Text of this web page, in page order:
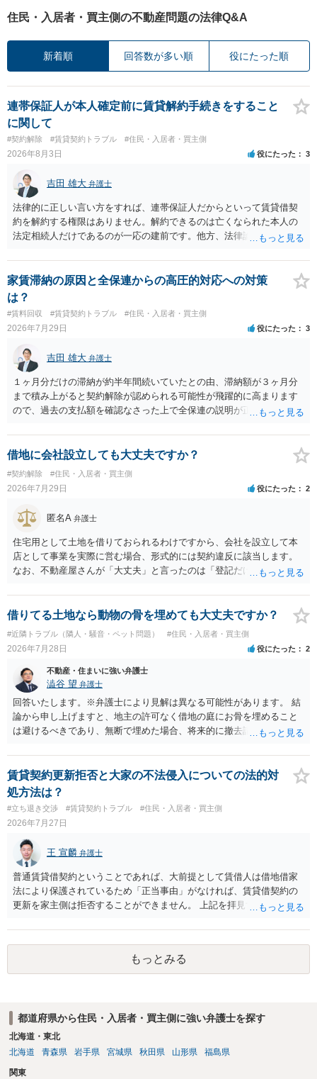
住民・入居者・買主側の不動産問題の法律Q&A
新着順 回答数が多い順 役にたった順
連帯保証人が本人確定前に賃貸解約手続きをすること
に関して
#契約解除 #賃貸契約トラブル #住民・入居者・買主側
2026年8月3日 役にたった 3
吉田 雄大 弁護士
法律的に正しい言い方をすれば、連帯保証人だからといって賃貸借契
約を解約する権限はありません。解約できるのは亡くなられた本人の
法定相続人だけであるのが一応の建前です。他方、法律論はさてお
する動機づけがなくなります。 今回進められつつある手続はあくまで
も、建物を賃貸人に一日も早く明け渡すための便宜的方法として理解
するのが良いと思います。またその方法で進めた方が、連帯保証人で
あるお知り合いさんにとっても、自身の経済的負担を最小限に食い止
められるため望ましいやり方だといえます。
家賃滞納の原因と全保連からの高圧的対応への対策
は？
#賃料回収 #賃貸契約トラブル #住民・入居者・買主側
2026年7月29日 役にたった 3
吉田 雄大 弁護士
１ヶ月分だけの滞納が約半年間続いていたとの由、滞納額が３ヶ月分
まで積み上がると契約解除が認められる可能性が飛躍的に高まります
ので、過去の支払額を確認なさった上で全保連の説明が正しければ、
た理由は気になるところですが、中身のある返答は期待できないと思
います。
借地に会社設立しても大丈夫ですか？
#契約解除 #住民・入居者・買主側
2026年7月29日 役にたった 2
匿名A 弁護士
住宅用として土地を借りておられるわけですから、会社を設立して本
店として事業を実際に営む場合、形式的には契約違反に該当します。
なお、不動産屋さんが「大丈夫」と言ったのは「登記だけなら実務上
れますが、これは法的な保証ではありません。 ただ、解除まで認めら
れるかどうかについては信頼関係が破壊されたかどうかで判断されま
すので、建物を事務所・店舗用に大きく改築する等までなさらない限
り、リスクはそれほど大きくないかもしれません。 しかしそれでも、
大家さんが契約違反を口実に、将来の更新時に更新料の上乗せを要求
したり、立ち退きを迫る材料に使ったりする可能性は否定できませ
ん。
借りてる土地なら動物の骨を埋めても大丈夫ですか？
#近隣トラブル（隣人・騒音・ペット問題） #住民・入居者・買主側
2026年7月28日 役にたった 2
不動産・住まいに強い弁護士
澁谷 望 弁護士
回答いたします。※弁護士により見解は異なる可能性があります。 結
論から申し上げますと、地主の許可なく借地の庭にお骨を埋めること
は避けるべきであり、無断で埋めた場合、将来的に撤去請求や退去時
上、自分のペットの遺骨を埋める行為自体は墓地埋葬法違反や不法投
棄には該当しないため、犯罪になるわけではありません。しかし、建
物の所有者は質問者様であっても、土地の所有権はあくまで地主にあ
ります。そのため、地主に無断でお骨を埋める行為は、他人の所有権
を侵害する行為や、借地人としての善管注意義務違反とみなされる可
能性が高いのが私見です。 どうしてもお近くで供養されたい場合は、
事前に地主へ相談して許可を得るか、土地に直接埋めずに大きめの鉢
植え等で供養する「プランター葬」や、ペット霊園等への納骨を検討
されるのが確実かと思います。
賃貸契約更新拒否と大家の不法侵入についての法的対
処方法は？
#立ち退き交渉 #賃貸契約トラブル #住民・入居者・買主側
2026年7月27日
王 宣麟 弁護士
普通賃貸借契約ということであれば、大前提として賃借人は借地借家
法により保護されているため「正当事由」がなければ、賃貸借契約の
更新を家主側は拒否することができません。 上記を拝見する限り、通
定期確認させてもらないこと」が直ちに正当事由に当たるとは思えま
せんので、更新拒絶を拒否される方向性でよろしいかと存じます。 そ
の交渉の中で、一定の金銭をもらえれば退去には応じる旨交渉をして
みるのはいかがでしょうか。 過去に賃借人の許可なく無断で賃貸人が
のも一つでしょう。
もっとみる
都道府県から住民・入居者・買主側に強い弁護士を探す
北海道・東北
北海道
青森県 岩手県 宮城県 秋田県 山形県 福島県
関東